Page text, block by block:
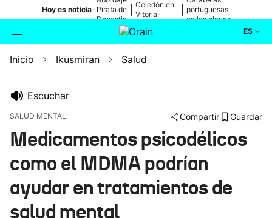
Hoy es noticia Pirata de
Donostia
Celedón en
Vitoria-
portuguesas
en las playas
ES
Buscador Actualidad
Ikusmiran
Eguraldia
Inicio Ikusmiran Salud
Escuchar
SALUD MENTAL Compartir Guardar
Medicamentos psicodélicos
como el MDMA podrían
ayudar en tratamientos de
salud mental